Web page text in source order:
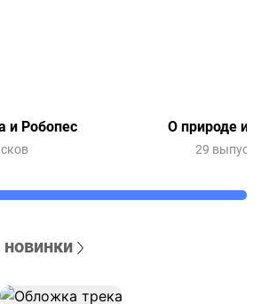
и Робопес О природе и
29